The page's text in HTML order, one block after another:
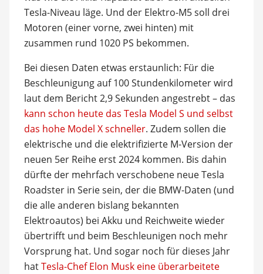
Tesla-Niveau läge. Und der Elektro-M5 soll drei
Motoren (einer vorne, zwei hinten) mit
zusammen rund 1020 PS bekommen.
Bei diesen Daten etwas erstaunlich: Für die
Beschleunigung auf 100 Stundenkilometer wird
laut dem Bericht 2,9 Sekunden angestrebt – das
kann schon heute das Tesla Model S und selbst
das hohe Model X schneller. Zudem sollen die
elektrische und die elektrifizierte M-Version der
neuen 5er Reihe erst 2024 kommen. Bis dahin
dürfte der mehrfach verschobene neue Tesla
Roadster in Serie sein, der die BMW-Daten (und
die alle anderen bislang bekannten
Elektroautos) bei Akku und Reichweite wieder
übertrifft und beim Beschleunigen noch mehr
Vorsprung hat. Und sogar noch für dieses Jahr
hatTesla-Chef Elon Musk eine überarbeitete